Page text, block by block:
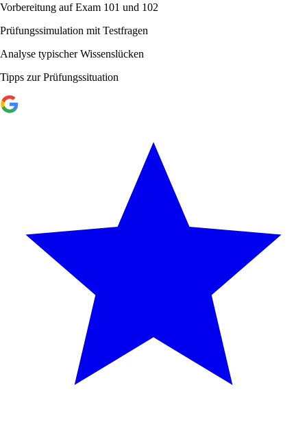
Vorbereitung auf Exam 101 und 102
Prüfungssimulation mit Testfragen
Analyse typischer Wissenslücken
Tipps zur Prüfungssituation